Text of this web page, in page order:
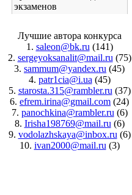
экзаменов
Лучшие автора конкурса
1. saleon@bk.ru (141)
2. sergeyoksanalit@mail.ru (75)
3. sammum@yandex.ru (45)
4. patr1cia@i.ua (45)
5. starosta.315@rambler.ru (37)
6. efrem.irina@gmail.com (24)
7. panochkina@rambler.ru (6)
8. Irisha198769@mail.ru (6)
9. vodolazhskaya@inbox.ru (6)
10. ivan2000@mail.ru (3)